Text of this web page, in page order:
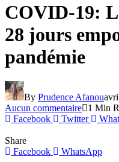
COVID-19:
28 jours
pandémie
By Prudence Afanou
Aucun commentaire
1 Min
Facebook
Twitter
Share
Facebook
WhatsApp